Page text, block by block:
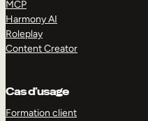
MCP
Harmony AI
Roleplay
Content Creator
Cas d’usage
Formation client